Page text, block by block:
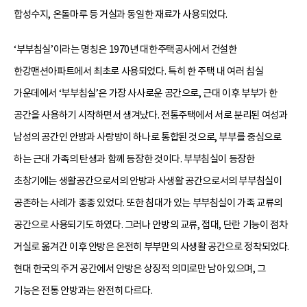
합성수지, 온돌마루 등 거실과 동일한 재료가 사용되었다.
‘부부침실’이라는 명칭은 1970년 대한주택공사에서 건설한
한강맨션아파트에서 최초로 사용되었다. 특히 한 주택 내 여러 침실
가운데에서 ‘부부침실’은 가장 사사로운 공간으로, 근대 이후 부부가 한
공간을 사용하기 시작하면서 생겨났다. 전통주택에서 서로 분리된 여성과
남성의 공간인 안방과 사랑방이 하나로 통합된 것으로, 부부를 중심으로
하는 근대 가족의 탄생과 함께 등장한 것이다. 부부침실이 등장한
초창기에는 생활공간으로서의 안방과 사생활 공간으로서의 부부침실이
공존하는 사례가 종종 있었다. 또한 침대가 있는 부부침실이 가족 교류의
공간으로 사용되기도 하였다. 그러나 안방의 교류, 접대, 단란 기능이 점차
거실로 옮겨간 이후 안방은 온전히 부부만의 사생활 공간으로 정착되었다.
현대 한국의 주거 공간에서 안방은 상징적 의미로만 남아 있으며, 그
기능은 전통 안방과는 완전히 다르다.